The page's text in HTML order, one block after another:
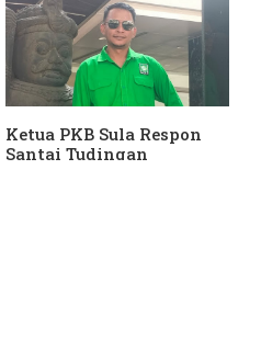
Ketua PKB Sula Respon
Santai Tudingan